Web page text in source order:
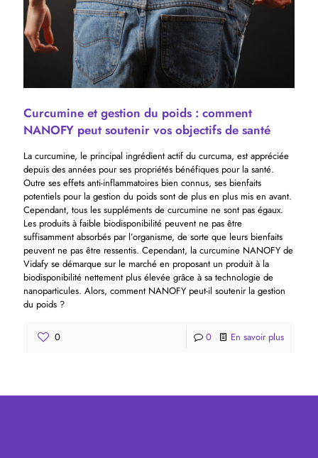
Curcumine et gestion du poids : comment
NANOFY peut soutenir vos objectifs de santé
La curcumine, le principal ingrédient actif du curcuma, est appréciée
depuis des années pour ses propriétés bénéfiques pour la santé.
Outre ses effets anti-inflammatoires bien connus, ses bienfaits
potentiels pour la gestion du poids sont de plus en plus mis en avant.
Cependant, tous les suppléments de curcumine ne sont pas égaux.
Les produits à faible biodisponibilité peuvent ne pas être
suffisamment absorbés par l’organisme, de sorte que leurs bienfaits
peuvent ne pas être ressentis. Cependant, la curcumine NANOFY de
Vidafy se démarque sur le marché en proposant un produit à la
biodisponibilité nettement plus élevée grâce à sa technologie de
nanoparticules. Alors, comment NANOFY peut-il soutenir la gestion
du poids ?
0 0 En savoir plus